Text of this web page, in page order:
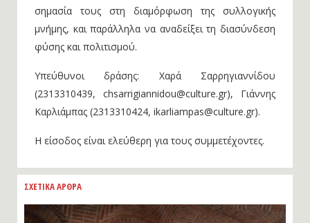
σημασία τους στη διαμόρφωση της συλλογικής
μνήμης, και παράλληλα να αναδείξει τη διασύνδεση
φύσης και πολιτισμού.
Υπεύθυνοι δράσης: Χαρά Σαρρηγιαννίδου
(2313310439, chsarrigiannidou@culture.gr), Γιάννης
Καρλιάμπας (2313310424, ikarliampas@culture.gr).
Η είσοδος είναι ελεύθερη για τους συμμετέχοντες.
ΣΧΕΤΙΚΑ ΑΡΘΡΑ